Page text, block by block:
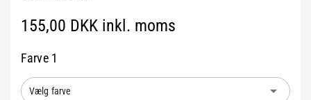
155,00 DKK inkl. moms
Farve 1
Vælg farve arrow_drop_down